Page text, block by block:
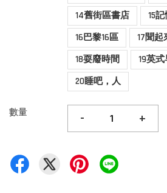
14舊街區書店
15
16巴黎16區
17聞
18耍廢時間
19英
20睡吧，人
數量 - +